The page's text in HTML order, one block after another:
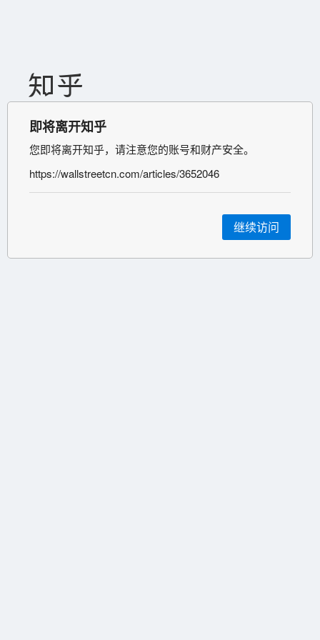
即将离开知乎
您即将离开知乎，请注意您的账号和财产安全。
https://wallstreetcn.com/articles/3652046
继续访问